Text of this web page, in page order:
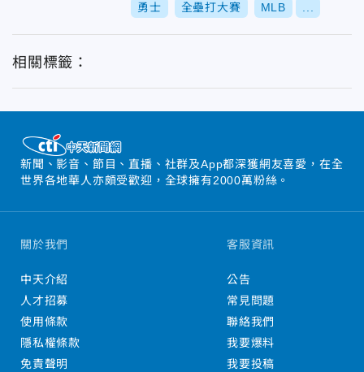
勇士 全壘打大賽 MLB
相關標籤：
新聞、影音、節目、直播、社群及App都深獲網友喜愛，在全
世界各地華人亦頗受歡迎，全球擁有2000萬粉絲。
關於我們
中天介紹
人才招募
使用條款
隱私權條款
免責聲明
客服資訊
公告
常見問題
聯絡我們
我要爆料
我要投稿